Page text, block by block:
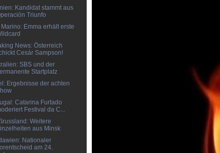
Kandidat stammt aus
Triunfo
Marino: Emma erhält erste
News: Österreich
Cesár Sampson!
SBS und der
Startplatz
Ergebnisse der achten
Catarina Furtado
Festival da C...
Weitere
aus Minsk
Nationaler
am 24.